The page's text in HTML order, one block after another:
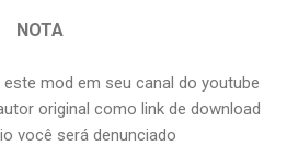
NOTA
mod em seu canal do youtube
original como link de download
você será denunciado